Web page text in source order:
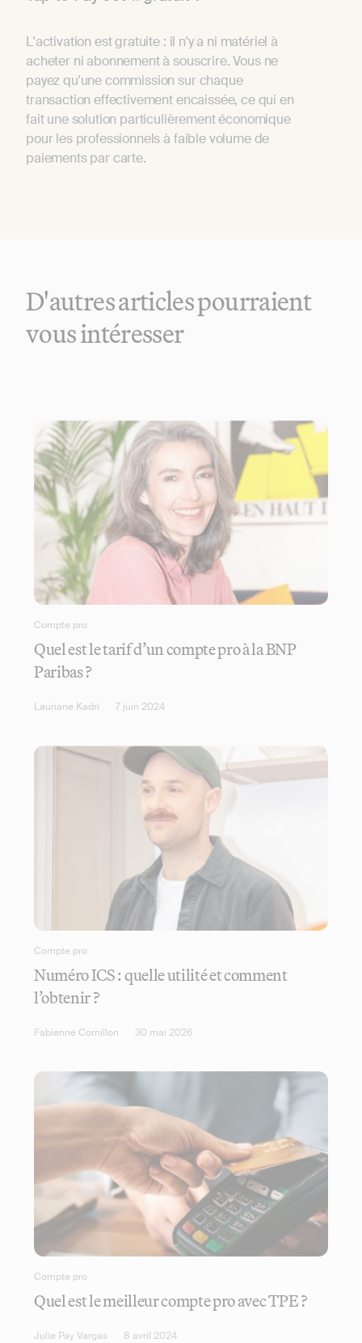
L'activation est gratuite : il n'y a ni matériel à
acheter ni abonnement à souscrire. Vous ne
payez qu'une commission sur chaque
transaction effectivement encaissée, ce qui en
fait une solution particulièrement économique
pour les professionnels à faible volume de
paiements par carte.
D'autres articles pourraient
vous intéresser
Compte pro
Quel est le tarif d’un compte pro à la BNP
Paribas ?
Lauriane Kadri 7 juin 2024
Compte pro
Numéro ICS : quelle utilité et comment
l’obtenir ?
Fabienne Cornillon 30 mai 2026
Compte pro
Quel est le meilleur compte pro avec TPE ?
Julie Pay Vargas 8 avril 2024